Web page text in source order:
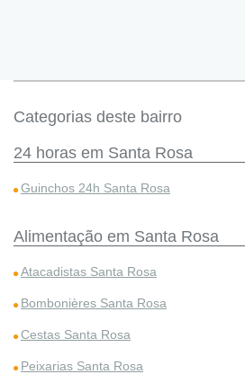
Categorias deste bairro
24 horas em Santa Rosa
Guinchos 24h Santa Rosa
Alimentação em Santa Rosa
Atacadistas Santa Rosa
Bombonières Santa Rosa
Cestas Santa Rosa
Peixarias Santa Rosa